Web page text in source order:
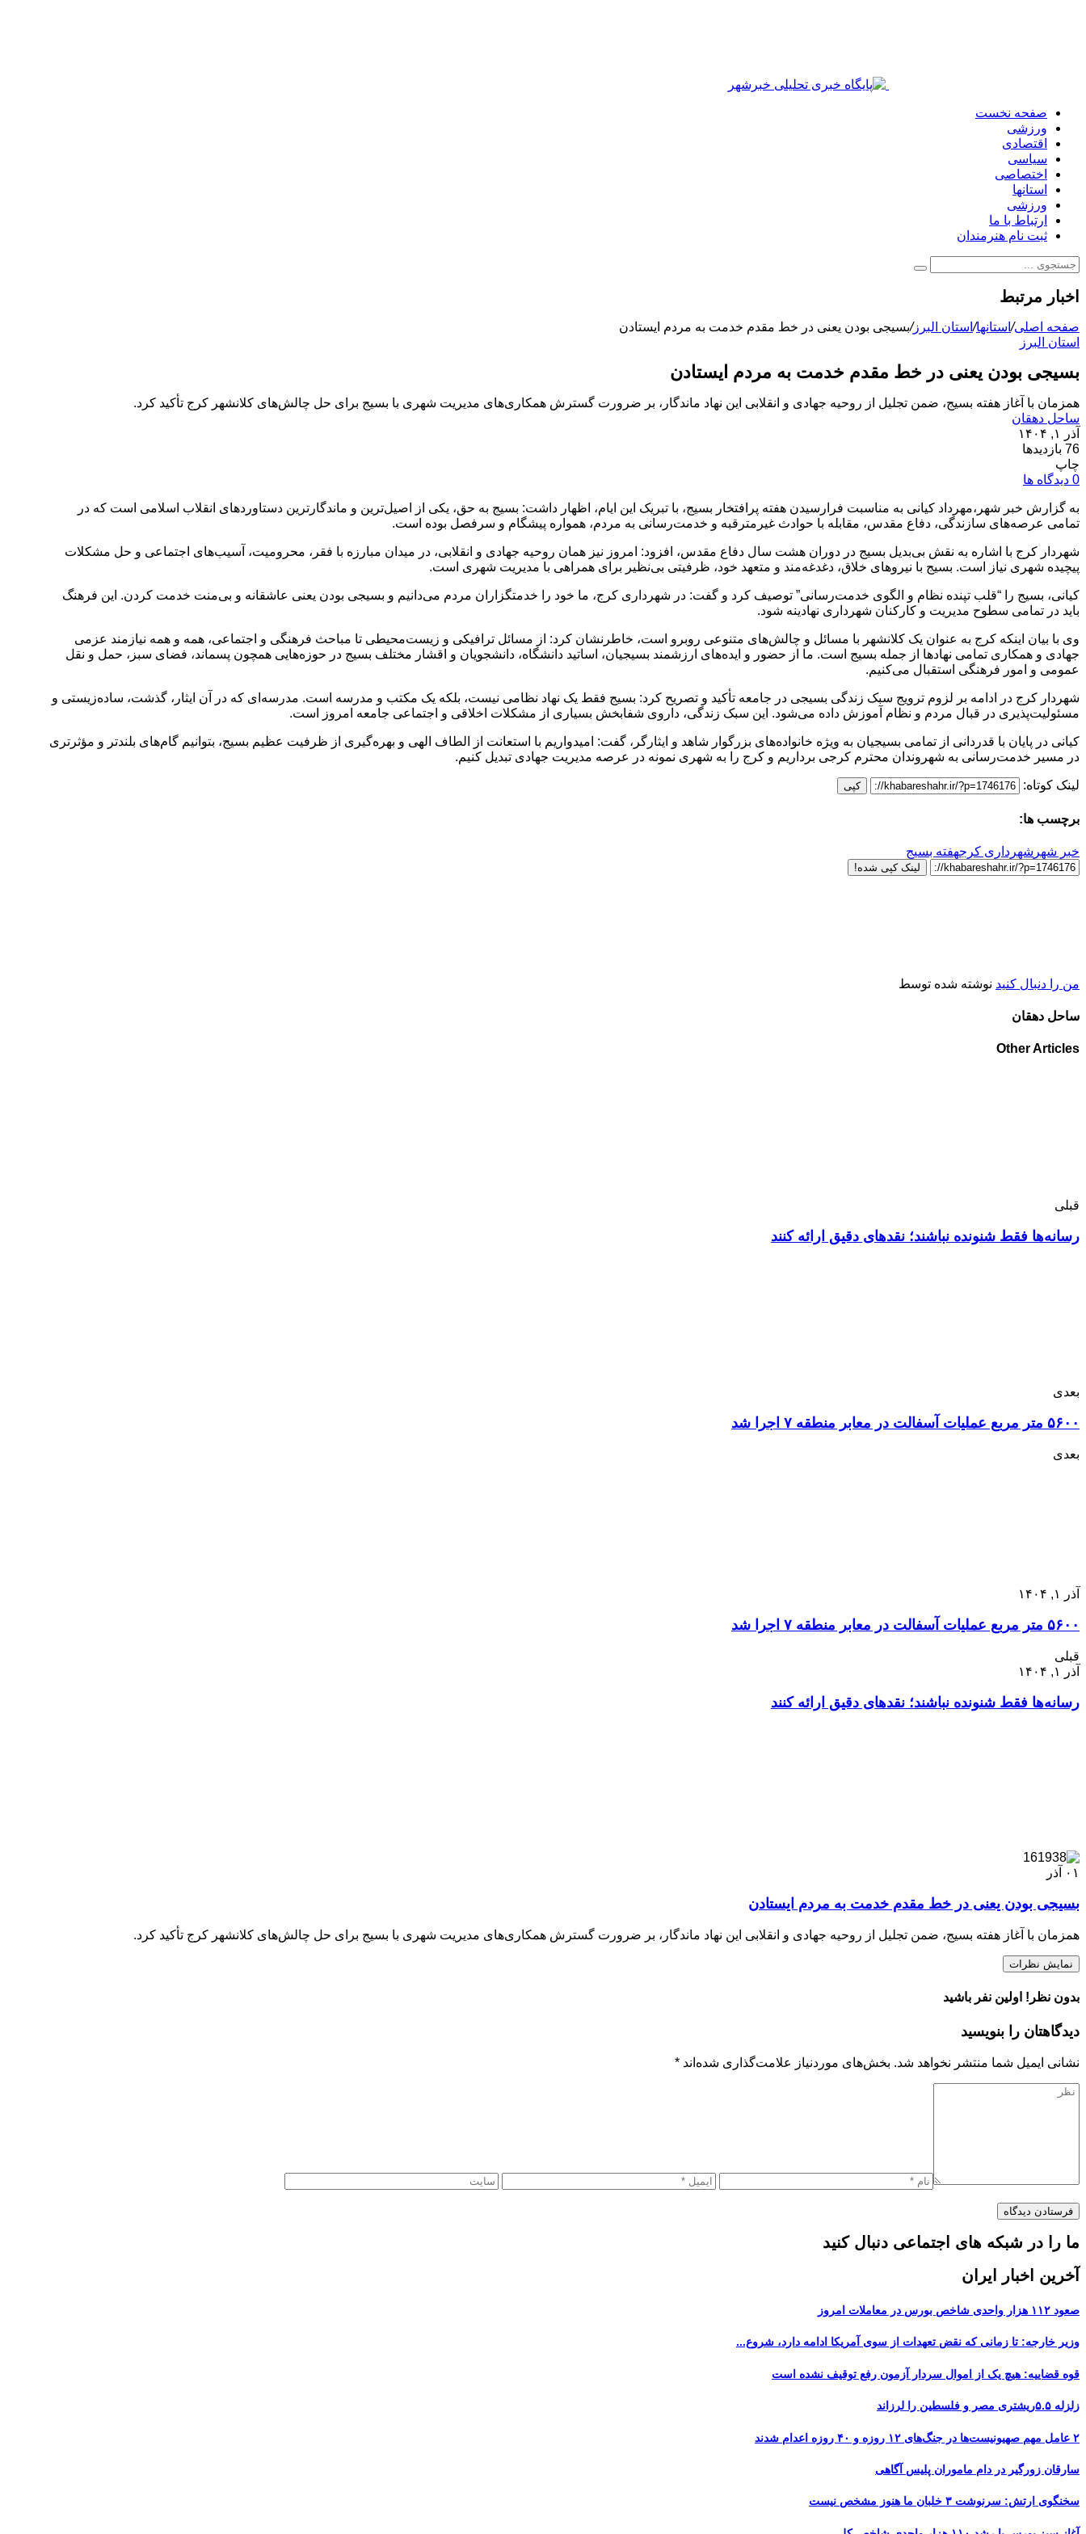
صفحه نخست
ورزشی
اقتصادی
سیاسی
اختصاصی
استانها
ورزشی
ارتباط با ما
ثبت نام هنرمندان
اخبار مرتبط
صفحه اصلی/استانها/استان البرز/بسیجی بودن یعنی در خط مقدم خدمت به مردم ایستادن
استان البرز
بسیجی بودن یعنی در خط مقدم خدمت به مردم ایستادن
همزمان با آغاز هفته بسیج، ضمن تجلیل از روحیه جهادی و انقلابی این نهاد ماندگار، بر ضرورت گسترش همکاری‌های مدیریت شهری با بسیج برای حل چالش‌های کلانشهر کرج تأکید کرد.
ساحل دهقان
آذر ۱, ۱۴۰۴
76 بازدیدها
چاپ
0 دیدگاه ها
به گزارش خبر شهر،مهرداد کیانی به مناسبت فرارسیدن هفته پرافتخار بسیج، با تبریک این ایام، اظهار داشت: بسیج به حق، یکی از اصیل‌ترین و ماندگارترین دستاوردهای انقلاب اسلامی است که در
تمامی عرصه‌های سازندگی، دفاع مقدس، مقابله با حوادث غیرمترقبه و خدمت‌رسانی به مردم، همواره پیشگام و سرفصل بوده است.
شهردار کرج با اشاره به نقش بی‌بدیل بسیج در دوران هشت سال دفاع مقدس، افزود: امروز نیز همان روحیه جهادی و انقلابی، در میدان مبارزه با فقر، محرومیت، آسیب‌های اجتماعی و حل مشکلات
پیچیده شهری نیاز است. بسیج با نیروهای خلاق، دغدغه‌مند و متعهد خود، ظرفیتی بی‌نظیر برای همراهی با مدیریت شهری است.
کیانی، بسیج را “قلب تپنده نظام و الگوی خدمت‌رسانی” توصیف کرد و گفت: در شهرداری کرج، ما خود را خدمتگزاران مردم می‌دانیم و بسیجی بودن یعنی عاشقانه و بی‌منت خدمت کردن. این فرهنگ
باید در تمامی سطوح مدیریت و کارکنان شهرداری نهادینه شود.
وی با بیان اینکه کرج به عنوان یک کلانشهر با مسائل و چالش‌های متنوعی روبرو است، خاطرنشان کرد: از مسائل ترافیکی و زیست‌محیطی تا مباحث فرهنگی و اجتماعی، همه و همه نیازمند عزمی
جهادی و همکاری تمامی نهادها از جمله بسیج است. ما از حضور و ایده‌های ارزشمند بسیجیان، اساتید دانشگاه، دانشجویان و اقشار مختلف بسیج در حوزه‌هایی همچون پسماند، فضای سبز، حمل و نقل
عمومی و امور فرهنگی استقبال می‌کنیم.
شهردار کرج در ادامه بر لزوم ترویج سبک زندگی بسیجی در جامعه تأکید و تصریح کرد: بسیج فقط یک نهاد نظامی نیست، بلکه یک مکتب و مدرسه است. مدرسه‌ای که در آن ایثار، گذشت، ساده‌زیستی و
مسئولیت‌پذیری در قبال مردم و نظام آموزش داده می‌شود. این سبک زندگی، داروی شفابخش بسیاری از مشکلات اخلاقی و اجتماعی جامعه امروز است.
کیانی در پایان با قدردانی از تمامی بسیجیان به ویژه خانواده‌های بزرگوار شاهد و ایثارگر، گفت: امیدواریم با استعانت از الطاف الهی و بهره‌گیری از ظرفیت عظیم بسیج، بتوانیم گام‌های بلندتر و مؤثرتری
در مسیر خدمت‌رسانی به شهروندان محترم کرجی برداریم و کرج را به شهری نمونه در عرصه مدیریت جهادی تبدیل کنیم.
لینک کوتاه: کپی
برچسب ها:
خبر شهر شهرداری کرجهفته بسیج
لینک کپی شده!
من را دنبال کنید نوشته شده توسط
ساحل دهقان
Other Articles
قبلی
رسانه‌ها فقط شنونده نباشند؛ نقدهای دقیق ارائه کنند
بعدی
۵۶۰۰ متر مربع عملیات آسفالت در معابر منطقه ۷ اجرا شد
بعدی
آذر ۱, ۱۴۰۴
۵۶۰۰ متر مربع عملیات آسفالت در معابر منطقه ۷ اجرا شد
قبلی
آذر ۱, ۱۴۰۴
رسانه‌ها فقط شنونده نباشند؛ نقدهای دقیق ارائه کنند
۰۱ آذر
بسیجی بودن یعنی در خط مقدم خدمت به مردم ایستادن
همزمان با آغاز هفته بسیج، ضمن تجلیل از روحیه جهادی و انقلابی این نهاد ماندگار، بر ضرورت گسترش همکاری‌های مدیریت شهری با بسیج برای حل چالش‌های کلانشهر کرج تأکید کرد.
نمایش نظرات
بدون نظر! اولین نفر باشید
دیدگاهتان را بنویسید
نشانی ایمیل شما منتشر نخواهد شد. بخش‌های موردنیاز علامت‌گذاری شده‌اند *
ما را در شبکه های اجتماعی دنبال کنید
آخرین اخبار ایران
صعود ۱۱۲ هزار واحدی شاخص بورس در معاملات امروز
وزیر خارجه: تا زمانی که نقض تعهدات از سوی آمریکا ادامه دارد، شروع...
قوه قضاییه: هیچ یک از اموال سردار آزمون رفع توقیف نشده است
زلزله ۵.۵ریشتری مصر و فلسطین را لرزاند
۲ عامل مهم صهیونیست‌ها در جنگ‌های ۱۲ روزه و ۴۰ روزه اعدام شدند
سارقان زورگیر در دام ماموران پلیس آگاهی
سخنگوی ارتش: سرنوشت ۳ خلبان ما هنوز مشخص نیست